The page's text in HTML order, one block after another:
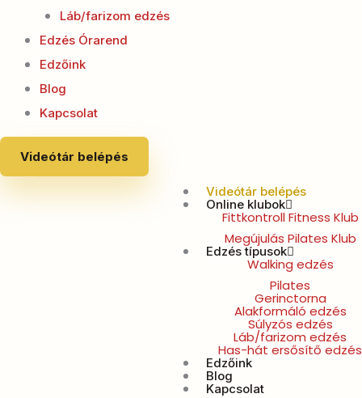
Láb/farizom edzés
Edzés Órarend
Edzőink
Blog
Kapcsolat
Videótár belépés
Videótár belépés
Online klubok
Fittkontroll Fitness Klub
Megújulás Pilates Klub
Edzés típusok
Walking edzés
Pilates
Gerinctorna
Alakformáló edzés
Súlyzós edzés
Láb/farizom edzés
Has-hát ersősítő edzés
Edzőink
Blog
Kapcsolat